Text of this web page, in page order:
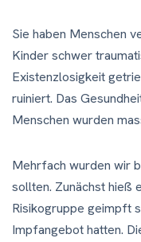
Sie haben Menschen
Kinder schwer
Existenzlosigkeit
ruiniert. Das
Menschen wurden
Mehrfach wurden wir
sollten. Zunächst hieß
Risikogruppe geimpft
Impfangebot hatten.